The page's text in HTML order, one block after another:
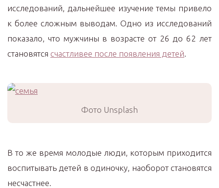
исследований, дальнейшее изучение темы привело
к более сложным выводам. Одно из исследований
показало, что мужчины в возрасте от 26 до 62 лет
становятся счастливее после появления детей.
Фото Unsplash
В то же время молодые люди, которым приходится
воспитывать детей в одиночку, наоборот становятся
несчастнее.